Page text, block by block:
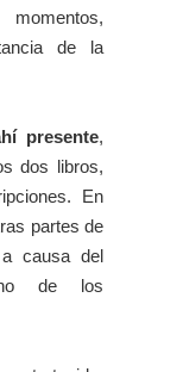
de la
presente,
dos libros,
En
partes de
causa del
de los